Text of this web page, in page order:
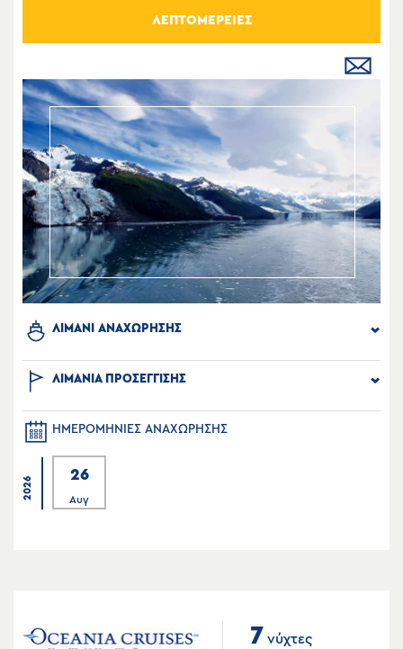
ΛΕΠΤΟΜΕΡΕΙΕΣ
ΛΙΜΑΝΙ ΑΝΑΧΩΡΗΣΗΣ
ΛΙΜΑΝΙΑ ΠΡΟΣΕΓΓΙΣΗΣ
ΗΜΕΡΟΜΗΝΙΕΣ ΑΝΑΧΩΡΗΣΗΣ
2026
26
Αυγ
7 νύχτες